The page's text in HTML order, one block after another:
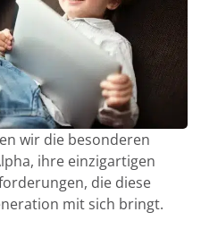
wir die besonderen
ihre einzigartigen
die diese
mit sich bringt.